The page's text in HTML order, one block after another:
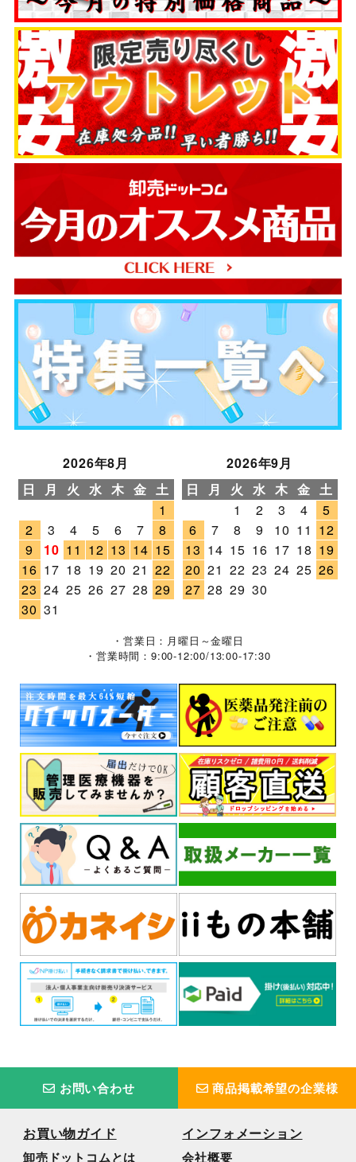
2026年8月
日
月 火 水 木 金 土
1
2
3 4 5 6 7
8
9
10 11 12 13 14 15
16 17 18 19 20 21 22
23 24 25 26 27 28 29
30 31
2026年9月
日
月 火 水 木 金 土
1
2 3 4
5
6
7 8 9 10 11 12
13 14 15 16 17 18 19
20 21 22 23 24 25 26
27 28 29 30
・営業日：月曜日～金曜日
・営業時間：9:00-12:00/13:00-17:30
お問い合わせ 商品掲載希望の企業様
お買い物ガイド
卸売ドットコムとは
インフォメーション
会社概要